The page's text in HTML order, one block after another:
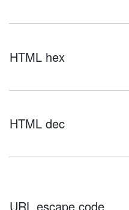
HTML hex
HTML dec
URL escape code